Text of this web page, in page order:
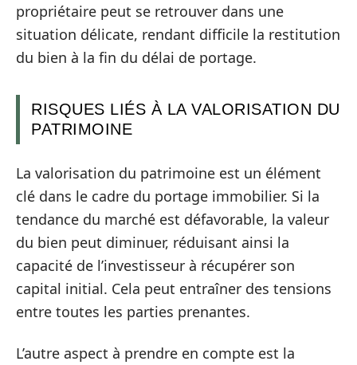
propriétaire peut se retrouver dans une
situation délicate, rendant difficile la restitution
du bien à la fin du délai de portage.
RISQUES LIÉS À LA VALORISATION DU
PATRIMOINE
La valorisation du patrimoine est un élément
clé dans le cadre du portage immobilier. Si la
tendance du marché est défavorable, la valeur
du bien peut diminuer, réduisant ainsi la
capacité de l’investisseur à récupérer son
capital initial. Cela peut entraîner des tensions
entre toutes les parties prenantes.
L’autre aspect à prendre en compte est la